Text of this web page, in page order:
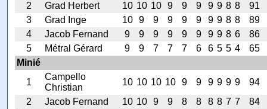
2
Grad Herbert 10 10 10 9 9 9 9 9 8 8
91
3
Grad Inge 10 9 9 9 9 9 9 9 8 8
89
4
Jacob Fernand 9 9 9 9 9 9 9 9 8 6
86
5
Métral Gérard 9 9 7 7 7 6 6 5 5 4
65
Minié
1
Campello
Christian
10 10 10 10 9 9 9 9 9 9
94
2
Jacob Fernand 10 10 9 9 8 8 8 8 7 7
84